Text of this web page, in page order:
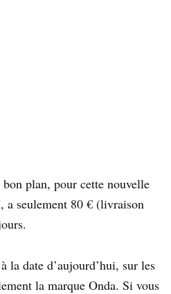
plan, pour cette nouvelle
a seulement 80 € (livraison
la date d’aujourd’hui, sur les
la marque Onda. Si vous